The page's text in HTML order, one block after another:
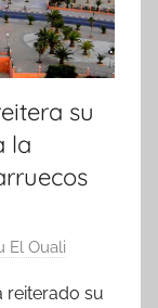
su
la
El Ouali
reiterado su